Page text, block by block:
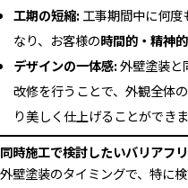
工期の短縮:工事期間中に何度
なり、お客様の時間的・精神
デザインの一体感:外壁塗装と
改修を行うことで、外観全体
り美しく仕上げることができま
同時施工で検討したいバリアフ
外壁塗装のタイミングで、特に